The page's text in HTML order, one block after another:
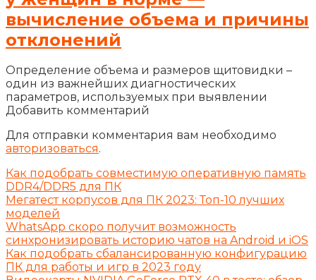
вычисление объема и причины
отклонений
Определение объема и размеров щитовидки –
один из важнейших диагностических
параметров, используемых при выявлении
Добавить комментарий
Для отправки комментария вам необходимо
авторизоваться.
Как подобрать совместимую оперативную память
DDR4/DDR5 для ПК
Мегатест корпусов для ПК 2023: Топ-10 лучших
моделей
WhatsApp скоро получит возможность
синхронизировать историю чатов на Android и iOS
Как подобрать сбалансированную конфигурацию
ПК для работы и игр в 2023 году